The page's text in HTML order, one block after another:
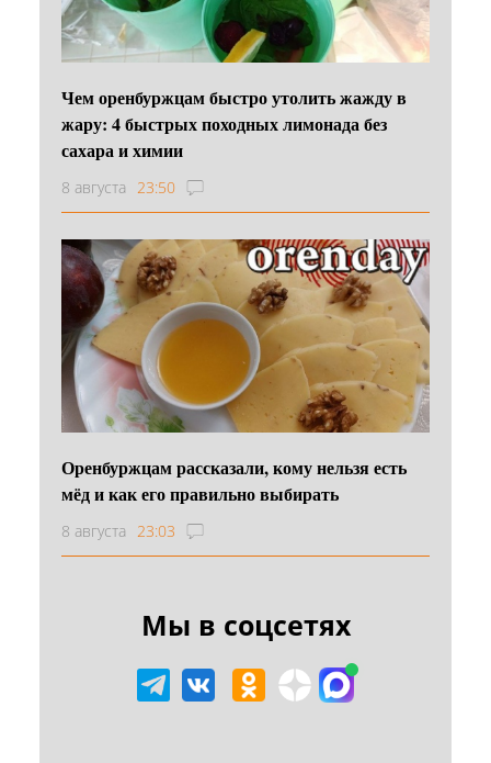
Чем оренбуржцам быстро утолить жажду в
жару: 4 быстрых походных лимонада без
сахара и химии
8 августа 23:50
Оренбуржцам рассказали, кому нельзя есть
мёд и как его правильно выбирать
8 августа 23:03
Мы в соцсетях